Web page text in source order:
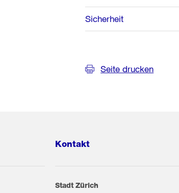
Sicherheit
Seite drucken
Kontakt
Stadt Zürich